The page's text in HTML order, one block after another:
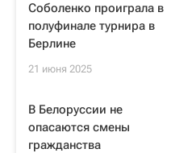
Соболенко проиграла в
полуфинале турнира в
Берлине
21 июня 2025
В Белоруссии не
опасаются смены
гражданства